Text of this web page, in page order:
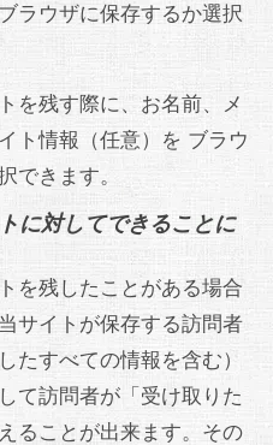
ラウザに保存するか選択
を残す際に、お名前、メ
ト情報（任意）を ブラウ
できます。
に対してできることに
を残したことがある場合
サイトが保存する訪問者
たすべての情報を含む）
て訪問者が「受け取りた
ることが出来ます。その